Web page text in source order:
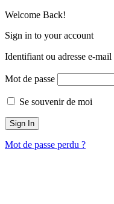
Welcome Back!
Sign in to your account
Identifiant ou adresse e-mail
Mot de passe
Se souvenir de moi
Mot de passe perdu ?